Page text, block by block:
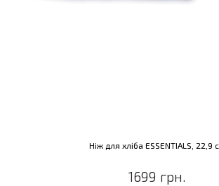
Ніж для хліба ESSENTIALS, 22,9
1699 грн.